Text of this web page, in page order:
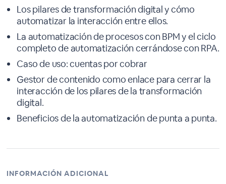
Los pilares de transformación digital y cómo
automatizar la interacción entre ellos.
La automatización de procesos con BPM y el ciclo
completo de automatización cerrándose con RPA.
Caso de uso: cuentas por cobrar
Gestor de contenido como enlace para cerrar la
interacción de los pilares de la transformación
digital.
Beneficios de la automatización de punta a punta.
INFORMACIÓN ADICIONAL